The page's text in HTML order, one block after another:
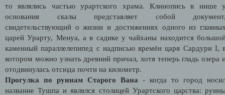
то являлись частью урартского храма. Клинопись в нише
основания скалы представляет собой
свидетельствующий о жизни и достижениях одного из
царей Урарту, Менуа, а в садике у чайханы находится
каменный параллелепипед с надписью времён царя Сардури I,
котором можно узнать древний причал, хотя теперь гладь озера
отодвинулась отсюда почти на километр.
Прогулка по руинам Старого Вана - когда то город
название Тушпа и являлся столицей Урартского царства: